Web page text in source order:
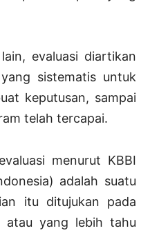
evaluasi diartikan
sistematis untuk
keputusan, sampai
telah tercapai.
menurut KBBI
adalah suatu
itu ditujukan pada
yang lebih tahu